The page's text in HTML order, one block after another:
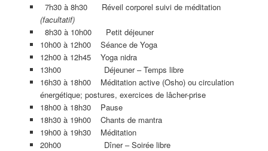
7h30 à 8h30 Réveil corporel suivi de méditation
(facultatif)
8h30 à 10h00 Petit déjeuner
10h00 à 12h00 Séance de Yoga
12h00 à 12h45 Yoga nidra
13h00 Déjeuner – Temps libre
16h30 à 18h00 Méditation active (Osho) ou circulation
énergétique; postures, exercices de lâcher-prise
18h00 à 18h30 Pause
18h30 à 19h00 Chants de mantra
19h00 à 19h30 Méditation
20h00 Dîner – Soirée libre